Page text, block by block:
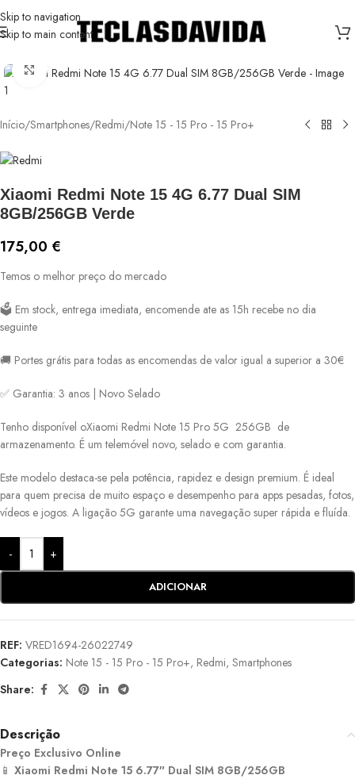
Skip to navigation
Skip to main content
Ver maior
Início/Smartphones/Redmi/Note 15 - 15 Pro - 15 Pro+
Xiaomi Redmi Note 15 4G 6.77 Dual SIM
8GB/256GB Verde
175,00 €
Temos o melhor preço do mercado
🗳️ Em stock, entrega imediata, encomende ate as 15h recebe no dia
seguinte
🚚 Portes grátis para todas as encomendas de valor igual a superior a 30€
✅ Garantia: 3 anos | Novo Selado
Tenho disponível oXiaomi Redmi Note 15 Pro 5G 256GB de
armazenamento. É um telemóvel novo, selado e com garantia.
Este modelo destaca-se pela potência, rapidez e design premium. É ideal
para quem precisa de muito espaço e desempenho para apps pesadas, fotos,
vídeos e jogos. A ligação 5G garante uma navegação super rápida e fluída.
- +
ADICIONAR
REF: VRED1694-26022749
Categorias: Note 15 - 15 Pro - 15 Pro+, Redmi, Smartphones
Share:
Descrição
Preço Exclusivo Online
📱 Xiaomi Redmi Note 15 6.77″ Dual SIM 8GB/256GB